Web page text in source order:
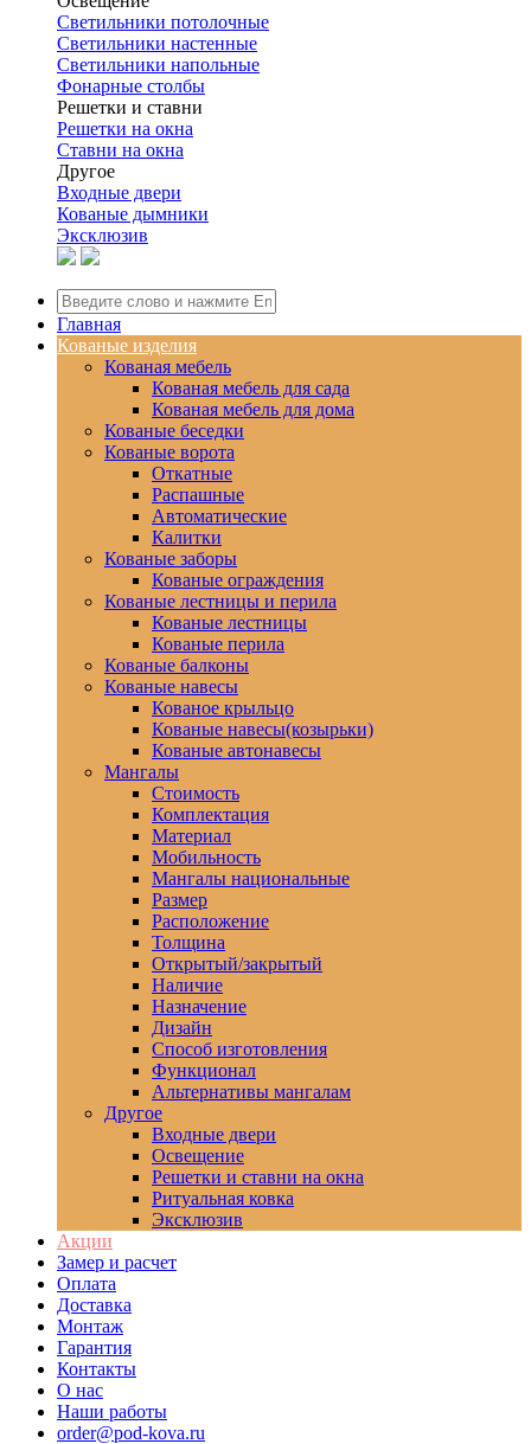
Светильники потолочные
Светильники настенные
Светильники напольные
Фонарные столбы
Решетки и ставни
Решетки на окна
Ставни на окна
Другое
Входные двери
Кованые дымники
Эксклюзив
Главная
Кованые изделия
Кованая мебель
Кованая мебель для сада
Кованая мебель для дома
Кованые беседки
Кованые ворота
Откатные
Распашные
Автоматические
Калитки
Кованые заборы
Кованые ограждения
Кованые лестницы и перила
Кованые лестницы
Кованые перила
Кованые балконы
Кованые навесы
Кованое крыльцо
Кованые навесы(козырьки)
Кованые автонавесы
Мангалы
Стоимость
Комплектация
Материал
Мобильность
Мангалы национальные
Размер
Расположение
Толщина
Открытый/закрытый
Наличие
Назначение
Дизайн
Способ изготовления
Функционал
Альтернативы мангалам
Другое
Входные двери
Освещение
Решетки и ставни на окна
Ритуальная ковка
Эксклюзив
Акции
Замер и расчет
Оплата
Доставка
Монтаж
Гарантия
Контакты
О нас
Наши работы
order@pod-kova.ru